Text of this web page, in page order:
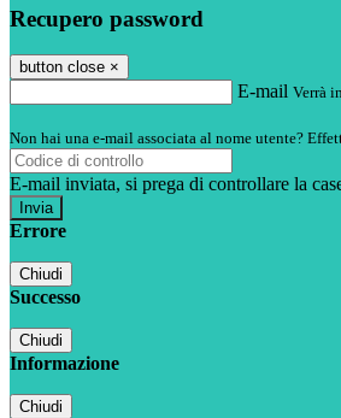
Recupero password
button close ×
E-mail Verrà
Non hai una e-mail associata al nome utente?
E-mail inviata, si prega di controllare la
Errore
Chiudi
Successo
Chiudi
Informazione
Chiudi